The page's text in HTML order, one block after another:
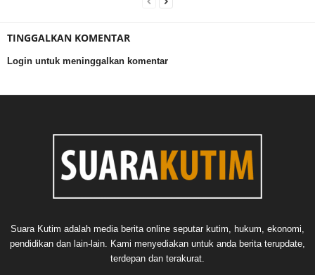
TINGGALKAN KOMENTAR
Login untuk meninggalkan komentar
Suara Kutim adalah media berita online seputar kutim, hukum, ekonomi,
pendidikan dan lain-lain. Kami menyediakan untuk anda berita terupdate,
terdepan dan terakurat.